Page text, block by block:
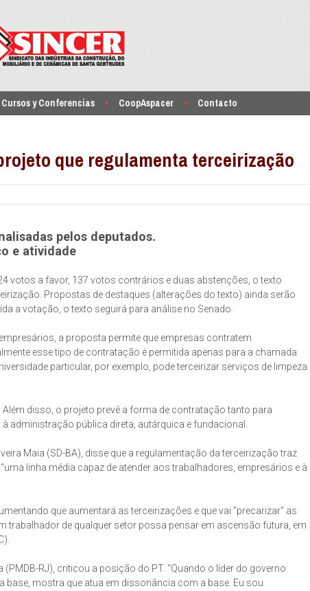
Cursos y Conferencias CoopAspacer Contacto
que regulamenta terceirização
pelos deputados.
e atividade
votos a favor, 137 votos contrários e duas abstenções, o texto
Propostas de destaques (alterações do texto) ainda serão
a votação, o texto seguirá para análise no Senado.
a proposta permite que empresas contratem
esse tipo de contratação é permitida apenas para a chamada
particular, por exemplo, pode terceirizar serviços de limpeza
disso, o projeto prevê a forma de contratação tanto para
administração pública direta, autárquica e fundacional.
Maia (SD-BA), disse que a regulamentação da terceirização traz
linha média capaz de atender aos trabalhadores, empresários e à
que aumentará as terceirizações e que vai “precarizar” as
trabalhador de qualquer setor possa pensar em ascensão futura, em
RJ), criticou a posição do PT. “Quando o líder do governo
mostra que atua em dissonância com a base. Eu sou